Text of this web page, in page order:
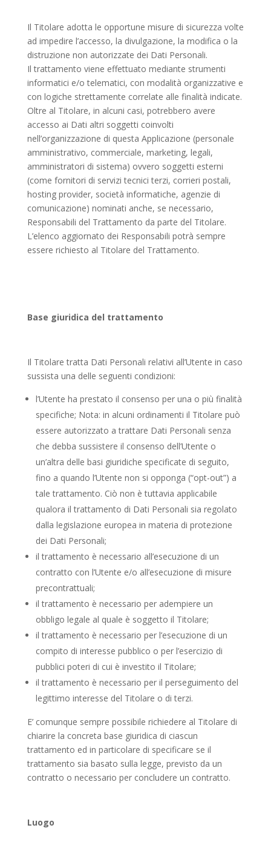
Il Titolare adotta le opportune misure di sicurezza volte
ad impedire l’accesso, la divulgazione, la modifica o la
distruzione non autorizzate dei Dati Personali.
Il trattamento viene effettuato mediante strumenti
informatici e/o telematici, con modalità organizzative e
con logiche strettamente correlate alle finalità indicate.
Oltre al Titolare, in alcuni casi, potrebbero avere
accesso ai Dati altri soggetti coinvolti
nell’organizzazione di questa Applicazione (personale
amministrativo, commerciale, marketing, legali,
amministratori di sistema) ovvero soggetti esterni
(come fornitori di servizi tecnici terzi, corrieri postali,
hosting provider, società informatiche, agenzie di
comunicazione) nominati anche, se necessario,
Responsabili del Trattamento da parte del Titolare.
L’elenco aggiornato dei Responsabili potrà sempre
essere richiesto al Titolare del Trattamento.
Base giuridica del trattamento
Il Titolare tratta Dati Personali relativi all’Utente in caso
sussista una delle seguenti condizioni:
l’Utente ha prestato il consenso per una o più finalità
specifiche; Nota: in alcuni ordinamenti il Titolare può
essere autorizzato a trattare Dati Personali senza
che debba sussistere il consenso dell’Utente o
un’altra delle basi giuridiche specificate di seguito,
fino a quando l’Utente non si opponga (“opt-out”) a
tale trattamento. Ciò non è tuttavia applicabile
qualora il trattamento di Dati Personali sia regolato
dalla legislazione europea in materia di protezione
dei Dati Personali;
il trattamento è necessario all’esecuzione di un
contratto con l’Utente e/o all’esecuzione di misure
precontrattuali;
il trattamento è necessario per adempiere un
obbligo legale al quale è soggetto il Titolare;
il trattamento è necessario per l’esecuzione di un
compito di interesse pubblico o per l’esercizio di
pubblici poteri di cui è investito il Titolare;
il trattamento è necessario per il perseguimento del
legittimo interesse del Titolare o di terzi.
E’ comunque sempre possibile richiedere al Titolare di
chiarire la concreta base giuridica di ciascun
trattamento ed in particolare di specificare se il
trattamento sia basato sulla legge, previsto da un
contratto o necessario per concludere un contratto.
Luogo